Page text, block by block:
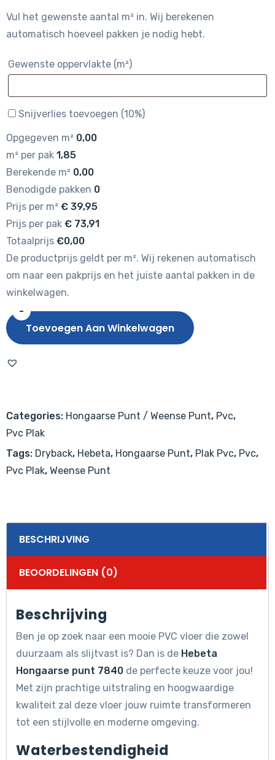
Vul het gewenste aantal m² in. Wij berekenen
automatisch hoeveel pakken je nodig hebt.
Gewenste oppervlakte (m²)
Snijverlies toevoegen (10%)
Opgegeven m² 0,00
m² per pak 1,85
Berekende m² 0,00
Benodigde pakken 0
Prijs per m² € 39,95
Prijs per pak € 73,91
Totaalprijs €0,00
De productprijs geldt per m². Wij rekenen automatisch
om naar een pakprijs en het juiste aantal pakken in de
winkelwagen.
-
Hebeta
Hongaarse
7840
Toevoegen Aan Winkelwagen
Categories: Hongaarse Punt / Weense Punt, Pvc,
Pvc Plak
Tags: Dryback, Hebeta, Hongaarse Punt, Plak Pvc, Pvc,
Pvc Plak, Weense Punt
BESCHRIJVING
BEOORDELINGEN (0)
Beschrijving
Ben je op zoek naar een mooie PVC vloer die zowel
duurzaam als slijtvast is? Dan is de Hebeta
Hongaarse punt 7840 de perfecte keuze voor jou!
Met zijn prachtige uitstraling en hoogwaardige
kwaliteit zal deze vloer jouw ruimte transformeren
tot een stijlvolle en moderne omgeving.
Waterbestendigheid